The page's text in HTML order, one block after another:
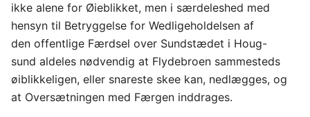
ikke alene for Øieblikket, men i særdeleshed med
hensyn til Betryggelse for Wedligeholdelsen af
den offentlige Færdsel over Sundstædet i Houg-
sund aldeles nødvendig at Flydebroen sammesteds
øiblikkeligen, eller snareste skee kan, nedlægges, og
at Oversætningen med Færgen inddrages.